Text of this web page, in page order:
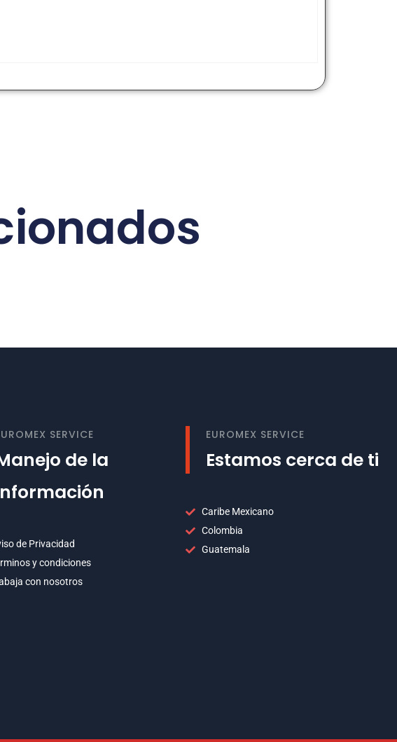
SERVICE
de la
de Privacidad
y condiciones
con nosotros
EUROMEX SERVICE
Estamos cerca de ti
Caribe Mexicano
Colombia
Guatemala